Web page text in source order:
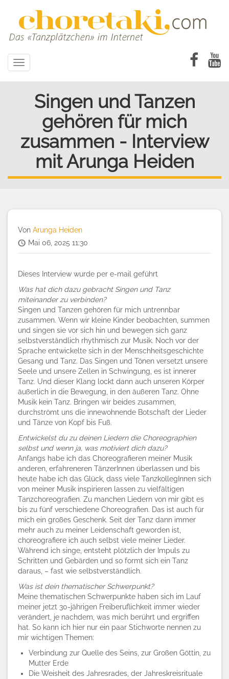
Toggle
navigation
Singen und Tanzen
gehören für mich
zusammen - Interview
mit Arunga Heiden
Von Arunga Heiden
Mai 06, 2025 11:30
Dieses Interview wurde per e-mail geführt
Was hat dich dazu gebracht Singen und Tanz
miteinander zu verbinden?
Singen und Tanzen gehören für mich untrennbar
zusammen. Wenn wir kleine Kinder beobachten, summen
und singen sie vor sich hin und bewegen sich ganz
selbstverständlich rhythmisch zur Musik. Noch vor der
Sprache entwickelte sich in der Menschheitsgeschichte
Gesang und Tanz. Das Singen und Tönen versetzt unsere
Seele und unsere Zellen in Schwingung, es ist innerer
Tanz. Und dieser Klang lockt dann auch unseren Körper
äußerlich in die Bewegung, in den äußeren Tanz. Ohne
Musik kein Tanz. Bringen wir beides zusammen,
durchströmt uns die innewohnende Botschaft der Lieder
und Tänze von Kopf bis Fuß.
Entwickelst du zu deinen Liedern die Choreographien
selbst und wenn ja, was motiviert dich dazu?
Anfangs habe ich das Choreografieren meiner Musik
anderen, erfahreneren TänzerInnen überlassen und bis
heute habe ich das Glück, dass viele TanzkollegInnen sich
von meiner Musik inspirieren lassen zu vielfältigen
Tanzchoreografien. Zu manchen Liedern von mir gibt es
bis zu fünf verschiedene Choreografien. Das ist auch für
mich ein großes Geschenk. Seit der Tanz dann immer
mehr auch zu meiner Leidenschaft geworden ist,
choreografiere ich auch selbst viele meiner Lieder.
Während ich singe, entsteht plötzlich der Impuls zu
Schritten und Gebärden und so formt sich ein Tanz
daraus, – fast wie selbstverständlich.
Was ist dein thematischer Schwerpunkt?
Meine thematischen Schwerpunkte haben sich im Lauf
meiner jetzt 30-jährigen Freiberuflichkeit immer wieder
verändert, je nachdem, was mich berührt und ergriffen
hat. So kann ich hier nur ein paar Stichworte nennen zu
mir wichtigen Themen:
Verbindung zur Quelle des Seins, zur Großen Göttin, zu
Mutter Erde
Die Weisheit des Jahresrades, der Jahreskreisrituale